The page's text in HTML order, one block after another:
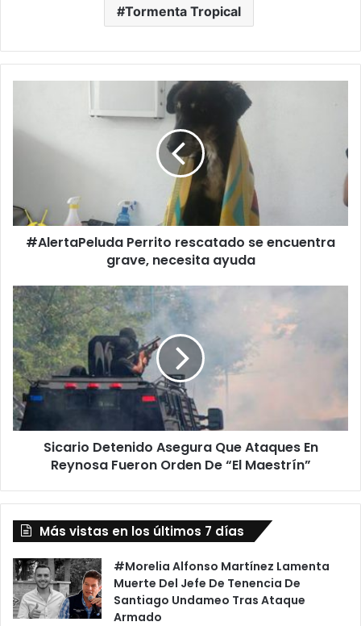
Tormenta Tropical
ayuda
#AlertaPeluda Perrito rescatado se encuentra
grave, necesita ayuda
Sicario
Detenido
Asegura
Que
Ataques
En
Reynosa
Fueron
Orden
Sicario Detenido Asegura Que Ataques En
Reynosa Fueron Orden De “El Maestrín”
Más vistas en los últimos 7 días
#Morelia Alfonso Martínez Lamenta
Muerte Del Jefe De Tenencia De
Santiago Undameo Tras Ataque
Armado